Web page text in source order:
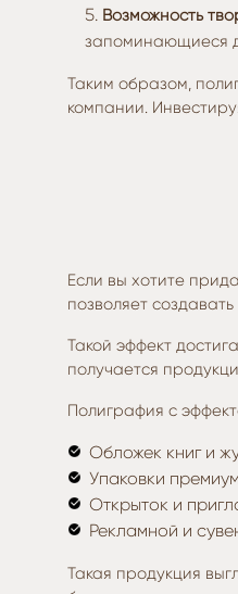
Возможность
запоминающиеся
Таким образом,
компании.
Если вы хотите
позволяет
Такой эффект
получается
Полиграфия с
Обложек книг и
Упаковки
Открыток и
Рекламной и
Такая продукция